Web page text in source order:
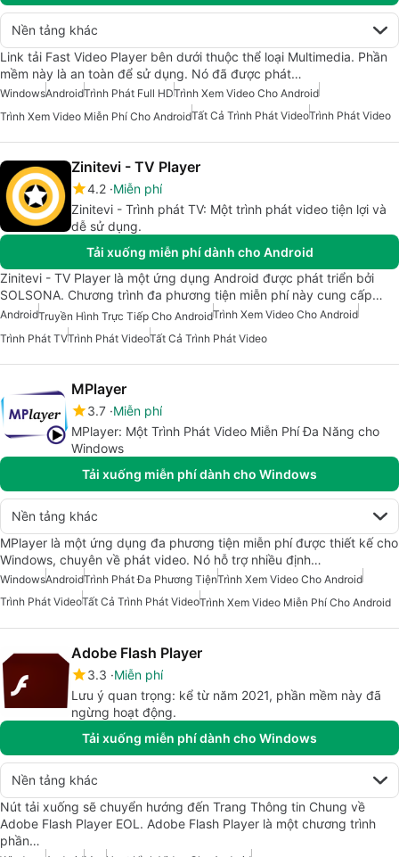
Nền tảng khác
Link tải Fast Video Player bên dưới thuộc thể loại Multimedia. Phần
mềm này là an toàn để sử dụng. Nó đã được phát…
WindowsAndroidTrình Phát Full HDTrình Xem Video Cho Android
Trình Xem Video Miễn Phí Cho AndroidTất Cả Trình Phát VideoTrình Phát Video
Zinitevi - TV Player
4.2 Miễn phí
Zinitevi - Trình phát TV: Một trình phát video tiện lợi và
dễ sử dụng.
Tải xuống miễn phí dành cho Android
Zinitevi - TV Player là một ứng dụng Android được phát triển bởi
SOLSONA. Chương trình đa phương tiện miễn phí này cung cấp…
AndroidTruyền Hình Trực Tiếp Cho AndroidTrình Xem Video Cho Android
Trình Phát TVTrình Phát VideoTất Cả Trình Phát Video
MPlayer
3.7 Miễn phí
MPlayer: Một Trình Phát Video Miễn Phí Đa Năng cho
Windows
Tải xuống miễn phí dành cho Windows
Nền tảng khác
MPlayer là một ứng dụng đa phương tiện miễn phí được thiết kế cho
Windows, chuyên về phát video. Nó hỗ trợ nhiều định…
WindowsAndroidTrình Phát Đa Phương TiệnTrình Xem Video Cho Android
Trình Phát VideoTất Cả Trình Phát VideoTrình Xem Video Miễn Phí Cho Android
Adobe Flash Player
3.3 Miễn phí
Lưu ý quan trọng: kể từ năm 2021, phần mềm này đã
ngừng hoạt động.
Tải xuống miễn phí dành cho Windows
Nền tảng khác
Nút tải xuống sẽ chuyển hướng đến Trang Thông tin Chung về
Adobe Flash Player EOL. Adobe Flash Player là một chương trình
phần…